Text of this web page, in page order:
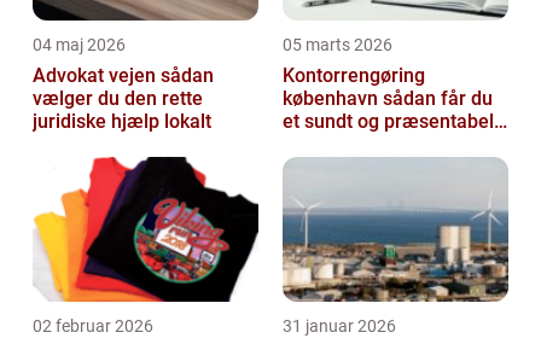
04 maj 2026
Advokat vejen sådan
vælger du den rette
juridiske hjælp lokalt
05 marts 2026
Kontorrengøring
københavn sådan får du
et sundt og præsentabelt
02 februar 2026 31 januar 2026